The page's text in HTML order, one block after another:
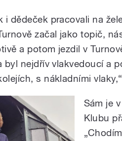
i dědeček pracovali na
začal jako topič,
a potom jezdil v
byl nejdřív vlakvedoucí a
s nákladními
Sám je
Klubu